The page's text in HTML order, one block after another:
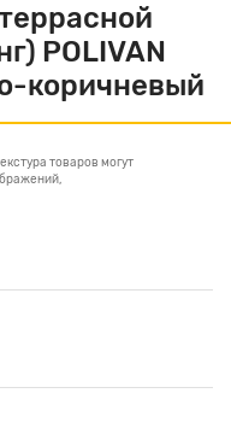
POLIVAN
коричневый
товаров могут